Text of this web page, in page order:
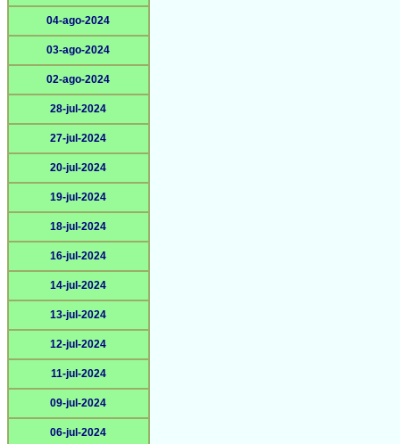
04-ago-2024
03-ago-2024
02-ago-2024
28-jul-2024
27-jul-2024
20-jul-2024
19-jul-2024
18-jul-2024
16-jul-2024
14-jul-2024
13-jul-2024
12-jul-2024
11-jul-2024
09-jul-2024
06-jul-2024